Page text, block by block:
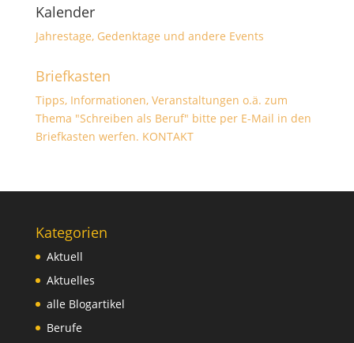
Kalender
Jahrestage, Gedenktage und andere Events
Briefkasten
Tipps, Informationen, Veranstaltungen o.ä. zum
Thema "Schreiben als Beruf" bitte per E-Mail in den
Briefkasten werfen. KONTAKT
Kategorien
Aktuell
Aktuelles
alle Blogartikel
Berufe